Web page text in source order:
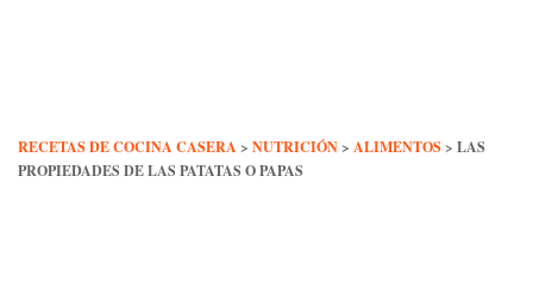
RECETAS DE COCINA CASERA > NUTRICIÓN> ALIMENTOS > LAS
PROPIEDADES DE LAS PATATAS O PAPAS